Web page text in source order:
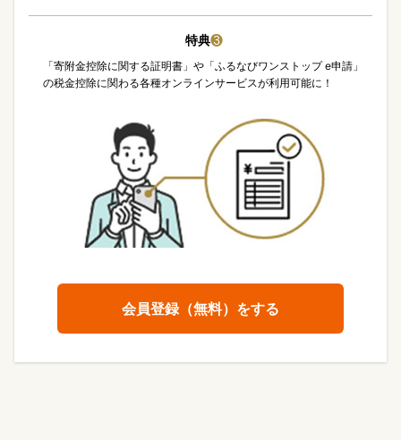
特典❸
「寄附金控除に関する証明書」や「ふるなびワンストップ e申請」
の税金控除に関わる各種オンラインサービスが利用可能に！
会員登録（無料）をする